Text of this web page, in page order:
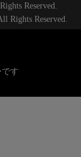
Reserved.
Rights Reserved.
す